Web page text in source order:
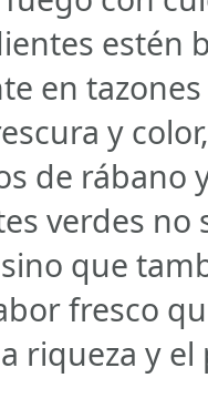
estén
en
y
de rábano
verdes
que
fresco
riqueza y el